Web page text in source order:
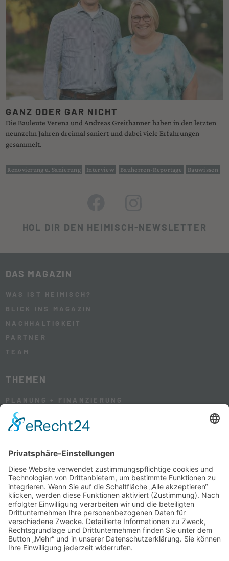
GANZ ODER GAR NICHT
Die Bauleute Verena und Andreas Greithanner haben in den letzten
neunzehn Jahren dreimal saniert und dabei viele Erfahrungen
gesammelt.
Renovierung u. Sanierung Interview Bauherren-Reportage Bauwissen
HOL DIR DEN HEIMISCH-NEWSLETTER
DAS MAGAZIN
WAS IST HEIMISCH?
BLICK INS MAGAZIN
NACHHALTIGKEIT
PARTNER
TEAM
THEMEN
PLANUNG + FINANZIERUNG
HAUS + GARTEN
WOHNEN + LEBEN
SERVICE
HEIMISCH BESTELLEN
MEDIADATEN
NEWSLETTER
KONTAKT